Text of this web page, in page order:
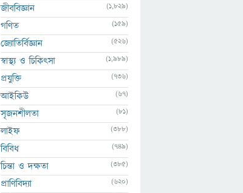
জীববিজ্ঞান (1,829)
গণিত (159)
জ্যোতির্বিজ্ঞান (526)
স্বাস্থ্য ও চিকিৎসা (1,989)
প্রযুক্তি (736)
আইকিউ (67)
সৃজনশীলতা (81)
লাইফ (388)
বিবিধ (749)
চিন্তা ও দক্ষতা (385)
প্রাণিবিদ্যা (620)